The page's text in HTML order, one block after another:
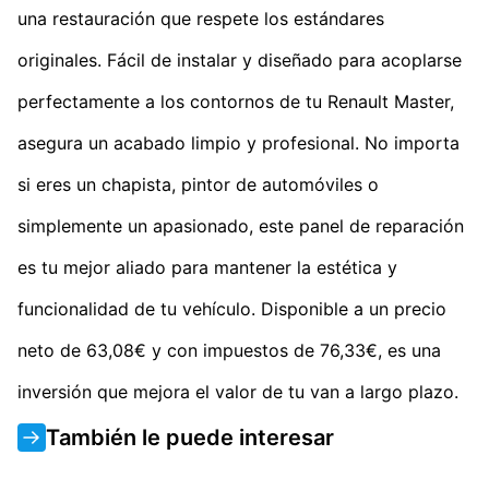
una restauración que respete los estándares
originales. Fácil de instalar y diseñado para acoplarse
perfectamente a los contornos de tu Renault Master,
asegura un acabado limpio y profesional. No importa
si eres un chapista, pintor de automóviles o
simplemente un apasionado, este panel de reparación
es tu mejor aliado para mantener la estética y
funcionalidad de tu vehículo. Disponible a un precio
neto de 63,08€ y con impuestos de 76,33€, es una
inversión que mejora el valor de tu van a largo plazo.
También le puede interesar